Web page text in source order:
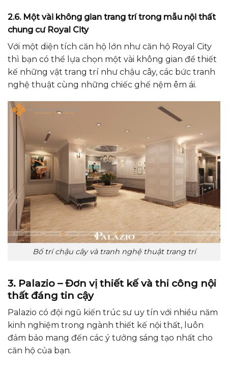
2.6. Một vài không gian trang trí trong mẫu nội thất
chung cư Royal City
Với một diện tích căn hộ lớn như căn hộ Royal City
thì bạn có thể lựa chọn một vài không gian để thiết
kế những vật trang trí như chậu cây, các bức tranh
nghệ thuật cùng những chiếc ghế nệm êm ái.
Bố trí chậu cây và tranh nghệ thuật trang trí
3. Palazio – Đơn vị thiết kế và thi công nội
thất đáng tin cậy
Palazio có đội ngũ kiến trúc sư uy tín với nhiều năm
kinh nghiệm trong ngành thiết kế nội thất, luôn
đảm bảo mang đến các ý tưởng sáng tạo nhất cho
căn hộ của bạn.